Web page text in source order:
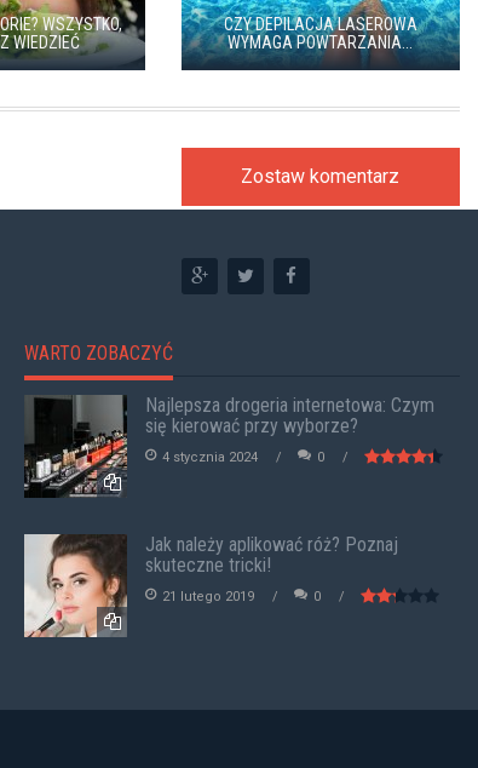
WSZYSTKO,
WIEDZIEĆ
CZY DEPILACJA LASEROWA
WYMAGA POWTARZANIA...
Zostaw komentarz
WARTO ZOBACZYĆ
Najlepsza drogeria internetowa: Czym
się kierować przy wyborze?
4 stycznia 2024 0
Jak należy aplikować róż? Poznaj
skuteczne tricki!
21 lutego 2019 0